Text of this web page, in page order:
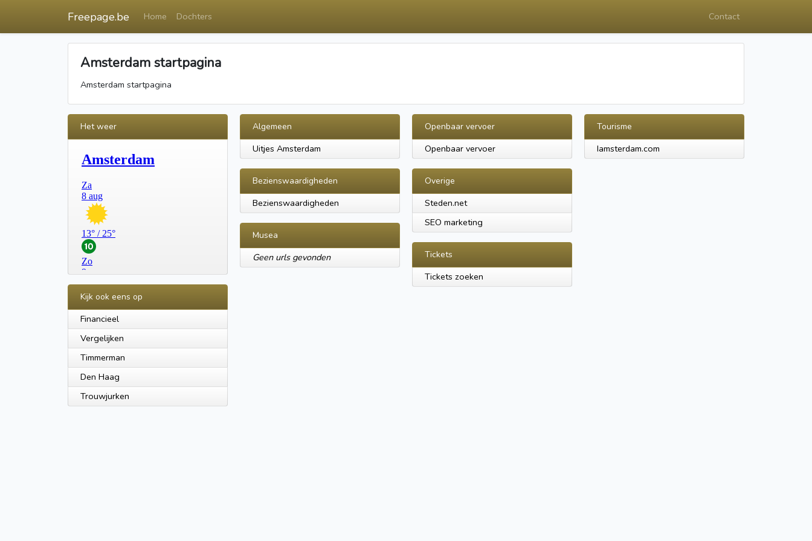
Freepage.be Home Dochters Contact
Amsterdam startpagina
Amsterdam startpagina
Het weer
Kijk ook eens op
Financieel
Vergelijken
Timmerman
Den Haag
Trouwjurken
Algemeen
Uitjes Amsterdam
Bezienswaardigheden
Bezienswaardigheden
Musea
Geen urls gevonden
Openbaar vervoer
Openbaar vervoer
Overige
Steden.net
SEO marketing
Tickets
Tickets zoeken
Tourisme
Iamsterdam.com